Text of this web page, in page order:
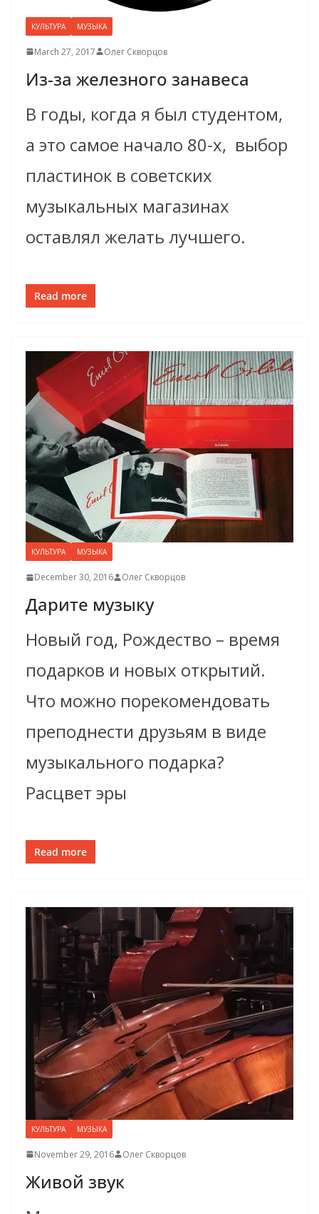
КУЛЬТУРА МУЗЫКА
March 27, 2017 Олег Скворцов
Из-за железного занавеса
В годы, когда я был студентом,
а это самое начало 80-х, выбор
пластинок в советских
музыкальных магазинах
оставлял желать лучшего.
Read more
КУЛЬТУРА МУЗЫКА
December 30, 2016 Олег Скворцов
Дарите музыку
Новый год, Рождество – время
подарков и новых открытий.
Что можно порекомендовать
преподнести друзьям в виде
музыкального подарка?
Расцвет эры
Read more
КУЛЬТУРА МУЗЫКА
November 29, 2016 Олег Скворцов
Живой звук